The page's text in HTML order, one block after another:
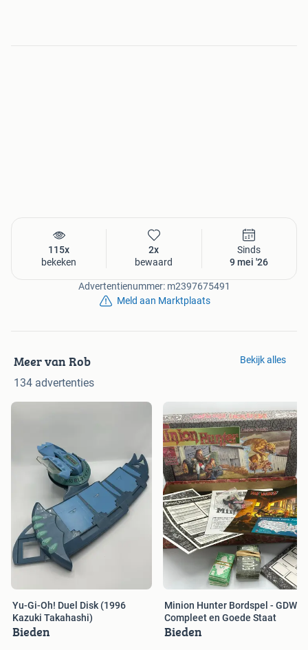
115x
bekeken
2x
bewaard
Sinds
9 mei '26
Advertentienummer: m2397675491
Meld aan Marktplaats
Meer van Rob
134 advertenties
Bekijk alles
Yu-Gi-Oh! Duel Disk (1996
Kazuki Takahashi)
Bieden
Minion Hunter Bordspel - GDW -
Compleet en Goede Staat
Bieden